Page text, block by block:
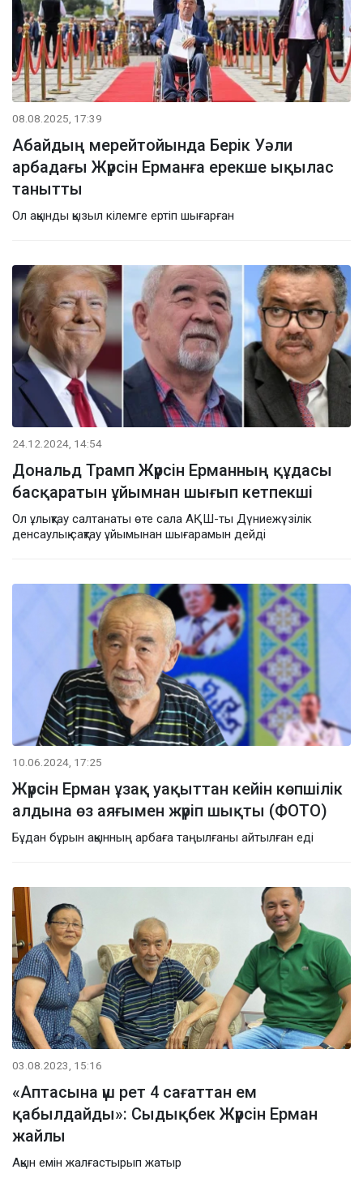
08.08.2025, 17:39
Абайдың мерейтойында Берік Уәли
арбадағы Жүрсін Ерманға ерекше ықылас
танытты
Ол ақынды қызыл кілемге ертіп шығарған
24.12.2024, 14:54
Дональд Трамп Жүрсін Ерманның құдасы
басқаратын ұйымнан шығып кетпекші
Ол ұлықтау салтанаты өте сала АҚШ-ты Дүниежүзілік
денсаулық сақтау ұйымынан шығарамын дейді
10.06.2024, 17:25
Жүрсін Ерман ұзақ уақыттан кейін көпшілік
алдына өз аяғымен жүріп шықты (ФОТО)
Бұдан бұрын ақынның арбаға таңылғаны айтылған еді
03.08.2023, 15:16
«Аптасына үш рет 4 сағаттан ем
қабылдайды»: Сыдықбек Жүрсін Ерман
жайлы
Ақын емін жалғастырып жатыр